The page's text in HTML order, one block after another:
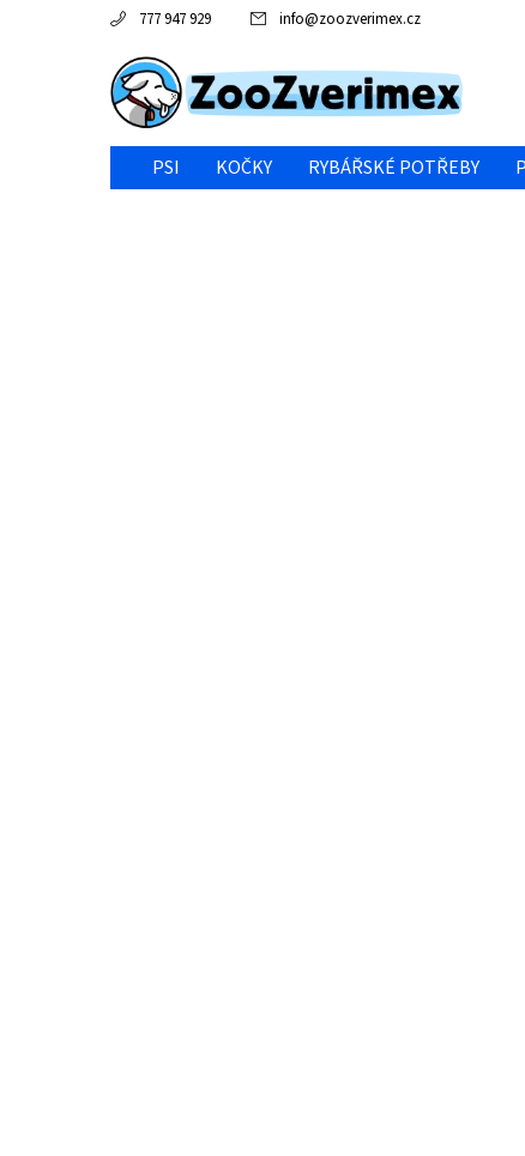
777 947 929 info@zoozverimex.cz
PSI KOČKY RYBÁŘSKÉ POTŘEBY